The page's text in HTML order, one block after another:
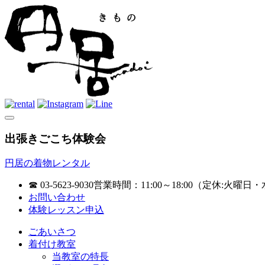
出張きごこち体験会
円居の着物レンタル
☎ 03-5623-9030営業時間：11:00～18:00（定休:火曜日・
お問い合わせ
体験レッスン申込
ごあいさつ
着付け教室
当教室の特長